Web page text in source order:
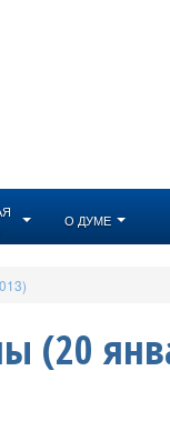
О ДУМЕ
(20